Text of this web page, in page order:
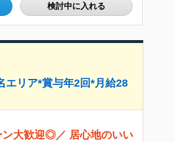
検討中に入れる
エリア*賞与年2回*月給28
ン大歓迎◎／ 居心地のいい